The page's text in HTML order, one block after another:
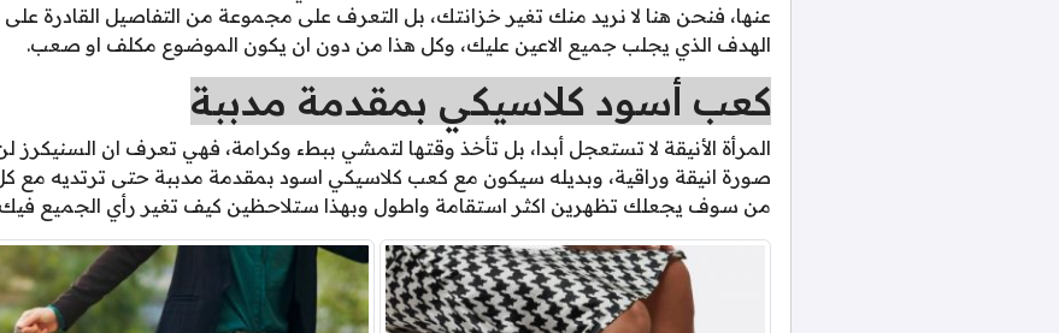
عنها، فنحن هنا لا نريد منك تغير خزانتك، بل التعرف على مجموعة من التفاصيل القادرة
الهدف الذي يجلب جميع الاعين عليك، وكل هذا من دون ان يكون الموضوع مكلف او صعب.
كعب أسود كلاسيكي بمقدمة مدببة
المرأة الأنيقة لا تستعجل أبدا، بل تأخذ وقتها لتمشي ببطء وكرامة، فهي تعرف ان السنيكرز
صورة انيقة وراقية، وبديله سيكون مع كعب كلاسيكي اسود بمقدمة مدببة حتى ترتديه مع
من سوف يجعلك تظهرين اكثر استقامة واطول وبهذا ستلاحظين كيف تغير رأي الجميع